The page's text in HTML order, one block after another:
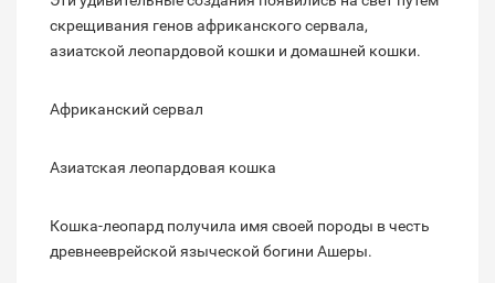
скрещивания генов африканского сервала,
азиатской леопардовой кошки и домашней кошки.
Африканский сервал
Азиатская леопардовая кошка
Кошка-леопард получила имя своей породы в честь
древнееврейской языческой богини Ашеры.